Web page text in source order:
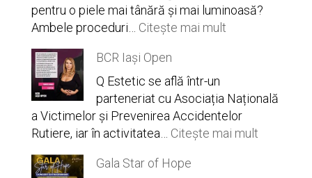
secretul
unui
impecabil
la
Q
Estetic
pentru o piele mai tânără și mai luminoasă?
Ambele proceduri… Citește mai mult:
Morpheus8
BCR Iași Open
Q Estetic se află într-un
parteneriat cu Asociația Națională
a Victimelor și Prevenirea Accidentelor
Rutiere, iar în activitatea… Citește mai mult:
Gala Star of Hope